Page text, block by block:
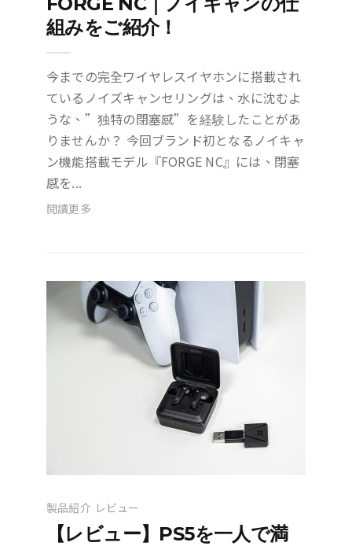
組みをご紹介！
今までの完全ワイヤレスイヤホンに搭載され
ているノイズキャンセリングは、水に沈むよ
うな、”独特の閉塞感”を経験したことがあ
りませんか？ 今回ブランド初となるノイキャ
ン機能搭載モデル『FORGE NC』には、閉塞
感を...
閱讀更多
製品紹介 レビュー
【レビュー】PS5を一人で満